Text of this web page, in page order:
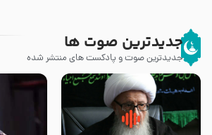
جدیدترین صوت ها
جدیدترین صوت و پادکست های منتشر شده